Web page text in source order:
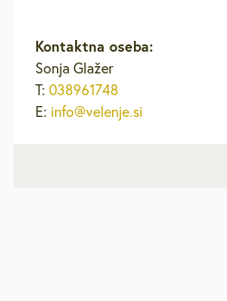
Kontaktna oseba:
Sonja Glažer
T: 038961748
E: info@velenje.si